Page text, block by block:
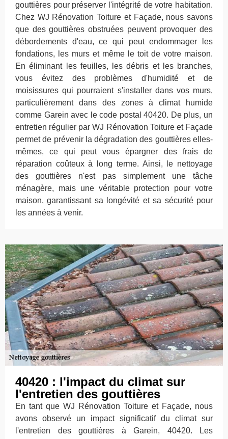
gouttières pour préserver l'intégrité de votre habitation.
Chez WJ Rénovation Toiture et Façade, nous savons
que des gouttières obstruées peuvent provoquer des
débordements d'eau, ce qui peut endommager les
fondations, les murs et même le toit de votre maison.
En éliminant les feuilles, les débris et les branches,
vous évitez des problèmes d'humidité et de
moisissures qui pourraient s'installer dans vos murs,
particulièrement dans des zones à climat humide
comme Garein avec le code postal 40420. De plus, un
entretien régulier par WJ Rénovation Toiture et Façade
permet de prévenir la dégradation des gouttières elles-
mêmes, ce qui peut vous épargner des frais de
réparation coûteux à long terme. Ainsi, le nettoyage
des gouttières n'est pas simplement une tâche
ménagère, mais une véritable protection pour votre
maison, garantissant sa longévité et sa sécurité pour
les années à venir.
40420 : l'impact du climat sur
l'entretien des gouttières
En tant que WJ Rénovation Toiture et Façade, nous
avons observé un impact significatif du climat sur
l'entretien des gouttières à Garein, 40420. Les